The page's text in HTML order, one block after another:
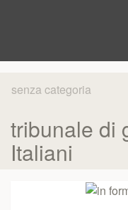
senza categoria
tribunale di
Italiani